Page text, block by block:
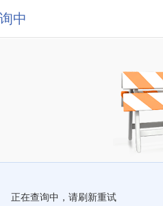
中
正在查询中，请刷新重试